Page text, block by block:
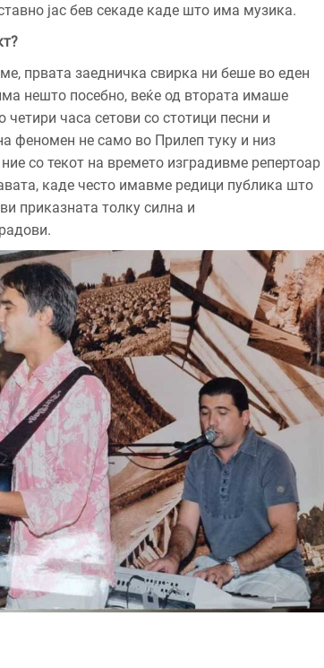
јас бев секаде каде што има музика.
првата заедничка свирка ни беше во еден
нешто посебно, веќе од втората имаше
часа сетови со стотици песни и
феномен не само во Прилеп туку и низ
со текот на времето изградивме репертоар
каде често имавме редици публика што
приказната толку силна и